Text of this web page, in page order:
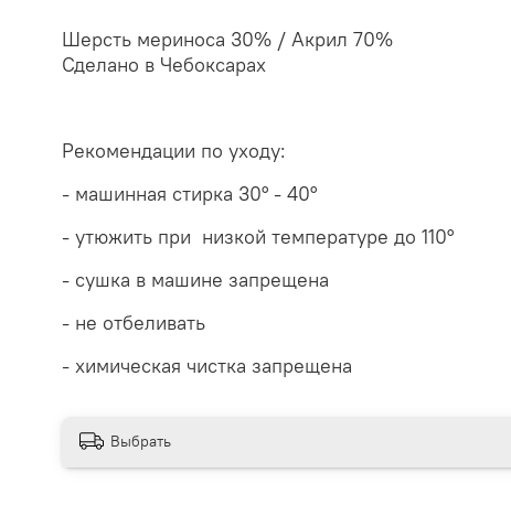
Шерсть мериноса 30% / Акрил 70%
Сделано в Чебоксарах
Рекомендации по уходу:
- машинная стирка 30° - 40°
- утюжить при низкой температуре до 110°
- сушка в машине запрещена
- не отбеливать
- химическая чистка запрещена
Выбрать